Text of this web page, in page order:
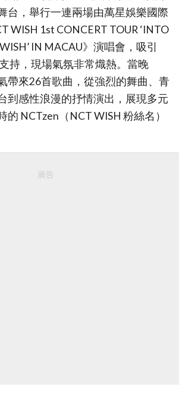
台，舉行一連兩場由萬星娛樂國際
WISH 1st CONCERT TOUR ‘INTO
IN MACAU》演唱會，吸引
持，現場氣氛非常熾熱。當晚
帶來26首歌曲，從強烈的舞曲、青
到感性浪漫的抒情演出，展現多元
的 NCTzen（NCT WISH 粉絲名）
廣告